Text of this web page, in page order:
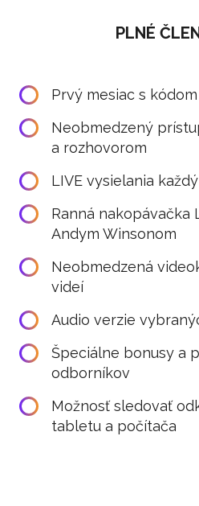
PLNÉ
Prvý mesiac s
Neobmedzený
a rozhovorom
LIVE vysielania
Ranná nakopávačka
Andym Winsonom
Neobmedzená
videí
Audio verzie
Špeciálne bonusy a
odborníkov
Možnosť sledovať
tabletu a počítača